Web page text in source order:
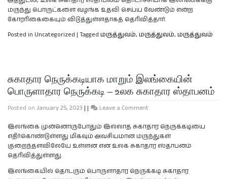
மருந்து பொருட்களை வழங்க உதவி செய்ய வேண்டும் என்ற
கோரரி்கைகையும் விடுத்துள்ளதாகத் தெரிவித்தார்.
Posted in Uncategorized | Tagged மருத்துவம், மருத்துவம், மருத்துவம்
சுகாதார நெருக்கடியாக மாறும் இலங்கையின்
பொருளாதார நெருக்கடி – உலக சுகாதார ஸ்தாபனம்
Posted on January 25, 2023 | | Leave a Comment
இலங்கை முன்னொருபோதும் இல்லாத சுகாதார நெருக்கடியை
எதிர்கொண்டுள்ளது மிகவும் அவசியமான மருந்துகள்
குறைந்தளவிலேயே உள்ளன என உலக சுகாதார ஸ்தாபனம்
தெரிவித்துள்ளது.
இலங்கையில் தொடரும் பொருளாதார நெருக்கடி சுகாதார